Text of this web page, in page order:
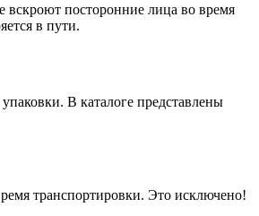
вскроют посторонние лица во время
в пути.
В каталоге представлены
транспортировки. Это исключено!